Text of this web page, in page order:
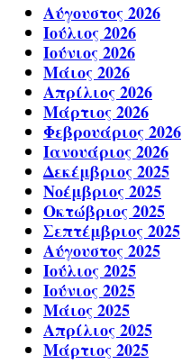
Αύγουστος 2026
Ιούλιος 2026
Ιούνιος 2026
Μάιος 2026
Απρίλιος 2026
Μάρτιος 2026
Φεβρουάριος 2026
Ιανουάριος 2026
Δεκέμβριος 2025
Νοέμβριος 2025
Οκτώβριος 2025
Σεπτέμβριος 2025
Αύγουστος 2025
Ιούλιος 2025
Ιούνιος 2025
Μάιος 2025
Απρίλιος 2025
Μάρτιος 2025